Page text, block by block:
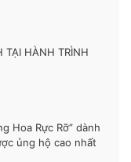
TẠI HÀNH TRÌNH
Hoa Rực Rỡ” dành
ủng hộ cao nhất